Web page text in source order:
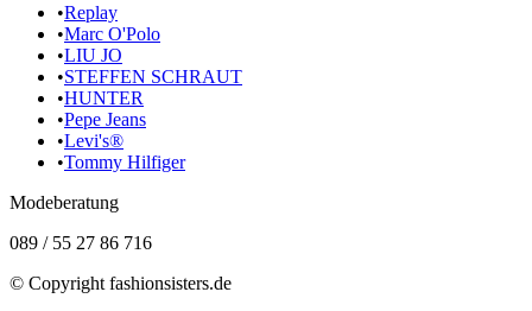
•Replay
•Marc O'Polo
•LIU JO
•STEFFEN SCHRAUT
•HUNTER
•Pepe Jeans
•Levi's®
•Tommy Hilfiger
Modeberatung
089 / 55 27 86 716
© Copyright fashionsisters.de